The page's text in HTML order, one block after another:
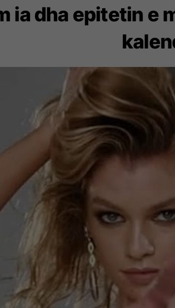
ia dha epitetin e